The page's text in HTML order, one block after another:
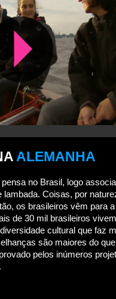
ALEMANHA
no Brasil, logo
Coisas, por
os brasileiros vêm para a
de 30 mil brasileiros
cultural que faz
são maiores do
pelos inúmeros